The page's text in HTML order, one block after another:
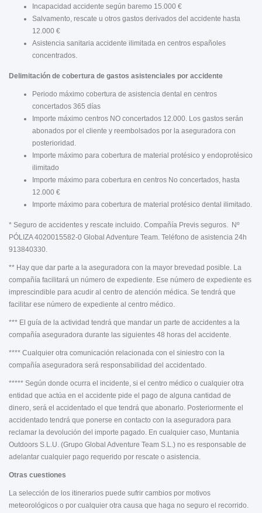
Incapacidad accidente según baremo 15.000 €
Salvamento, rescate u otros gastos derivados del accidente hasta
12.000 €
Asistencia sanitaria accidente ilimitada en centros españoles
concentrados.
Delimitación de cobertura de gastos asistenciales por accidente
Periodo máximo cobertura de asistencia dental en centros
concertados 365 días
Importe máximo centros NO concertados 12.000. Los gastos serán
abonados por el cliente y reembolsados por la aseguradora con
posterioridad.
Importe máximo para cobertura de material protésico y endoprotésico
ilimitado
Importe máximo para cobertura en centros No concertados, hasta
12.000 €
Importe máximo para cobertura de material protésico dental ilimitado.
* Seguro de accidentes y rescate incluido. Compañía Previs seguros. Nº
PÓLIZA 4020015582-0 Global Adventure Team. Teléfono de asistencia 24h
913840330.
** Hay que dar parte a la aseguradora con la mayor brevedad posible. La
compañía facilitará un número de expediente. Ese número de expediente es
imprescindible para acudir al centro de atención médica. Se tendrá que
facilitar ese número de expediente al centro médico.
*** El guía de la actividad tendrá que mandar un parte de accidentes a la
compañía aseguradora durante las siguientes 48 horas del accidente.
**** Cualquier otra comunicación relacionada con el siniestro con la
compañía aseguradora será responsabilidad del accidentado.
***** Según donde ocurra el incidente, si el centro médico o cualquier otra
entidad que actúa en el accidente pide el pago de alguna cantidad de
dinero, será el accidentado el que tendrá que abonarlo. Posteriormente el
accidentado tendrá que ponerse en contacto con la aseguradora para
reclamar la devolución del importe pagado. En cualquier caso, Muntania
Outdoors S.L.U. (Grupo Global Adventure Team S.L.) no es responsable de
adelantar cualquier pago requerido por rescate o asistencia.
Otras cuestiones
La selección de los itinerarios puede sufrir cambios por motivos
meteorológicos o por cualquier otra causa que haga no seguro el recorrido.